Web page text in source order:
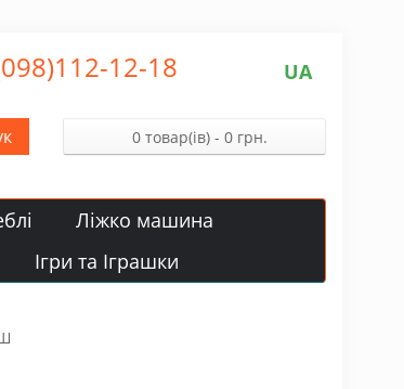
12-18 UA
0 товар(ів) - 0 грн.
Ліжко машина
Ігри та Іграшки